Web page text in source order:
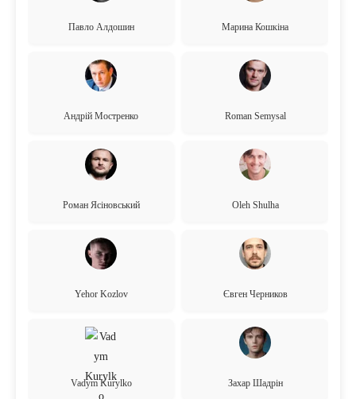
Павло Алдошин Марина Кошкіна
Андрій Мостренко Roman Semysal
Роман Ясіновський Oleh Shulha
Yehor Kozlov Євген Черников
Vadym Kurylko Захар Шадрін